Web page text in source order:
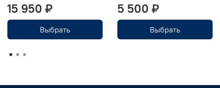
15 950 ₽
Выбрать
5 500 ₽
Выбрать